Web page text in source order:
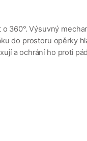
360°. Výsuvný
do prostoru opěrky
a ochrání ho proti